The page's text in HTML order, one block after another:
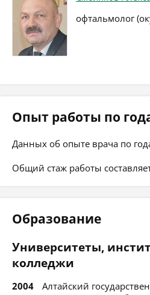
офтальмолог
Опыт работы по
Данных об опыте врача по
Общий стаж работы
Образование
Университеты,
колледжи
2004
Алтайский